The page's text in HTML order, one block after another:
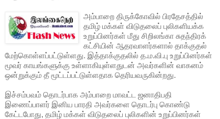
அம்பாறை திருக்கோவில் பிரதேசத்தில்
தமிழ் மக்கள் விடுதலைப் புலிகளியக்க
உறுப்பினர்கள் மீது சிறிலங்கா சுதந்திரக்
கட்சியின் ஆதரவாளர்களால் தாக்குதல்
மேற்கொள்ளப்பட்டுள்ளது. இத்தாக்குதலில் த.ம.வி.பு உறுப்பினர்கள்
மூவர் காயங்களுக்கு உள்ளாகியுள்ளதுடன் அவர்களின் வாகனம்
ஒன்றுக்கும் தீ மூட்டப்பட்டுள்ளதாக தெரியவருகின்றது.
இச்சம்பவம் தொடர்பாக அம்பாறை மாவட்ட ஜனாதிபதி
இணைப்பாளர் இனிய பாரதி அவர்களை தொடர்பு கொண்டு
கேட்டபோது, தமிழ் மக்கள் விடுதலைப் புலிகளின் உறுப்பினர்கள்